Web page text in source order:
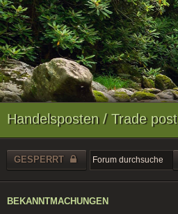
Handelsposten / Trade post
GESPERRT
BEKANNTMACHUNGEN